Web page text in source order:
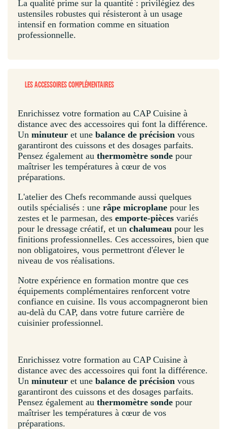
La qualité prime sur la quantité : privilégiez des
ustensiles robustes qui résisteront à un usage
intensif en formation comme en situation
professionnelle.
LES ACCESSOIRES COMPLÉMENTAIRES
Enrichissez votre formation au CAP Cuisine à
distance avec des accessoires qui font la différence.
Un minuteur et une balance de précision vous
garantiront des cuissons et des dosages parfaits.
Pensez également au thermomètre sonde pour
maîtriser les températures à cœur de vos
préparations.
L'atelier des Chefs recommande aussi quelques
outils spécialisés : une râpe microplane pour les
zestes et le parmesan, des emporte-pièces variés
pour le dressage créatif, et un chalumeau pour les
finitions professionnelles. Ces accessoires, bien que
non obligatoires, vous permettront d'élever le
niveau de vos réalisations.
Notre expérience en formation montre que ces
équipements complémentaires renforcent votre
confiance en cuisine. Ils vous accompagneront bien
au-delà du CAP, dans votre future carrière de
cuisinier professionnel.
Enrichissez votre formation au CAP Cuisine à
distance avec des accessoires qui font la différence.
Un minuteur et une balance de précision vous
garantiront des cuissons et des dosages parfaits.
Pensez également au thermomètre sonde pour
maîtriser les températures à cœur de vos
préparations.